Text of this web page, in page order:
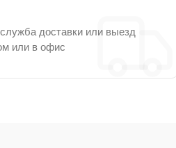
доставки или выезд
или в офис